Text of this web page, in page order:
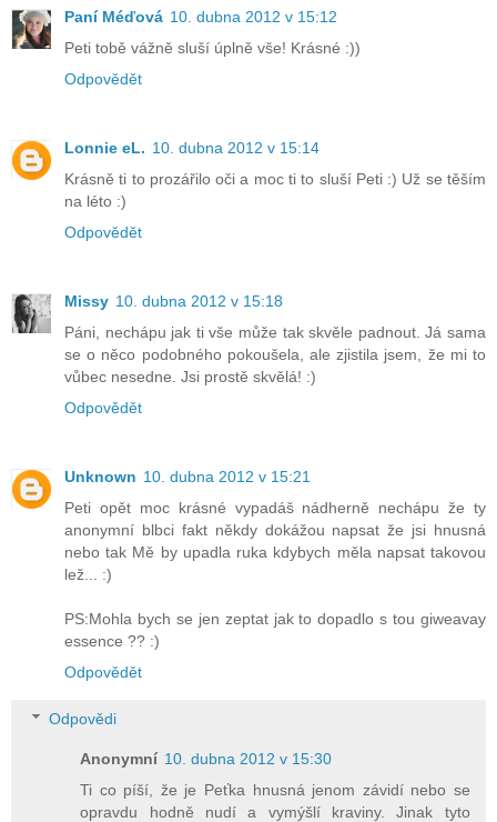
Paní Méďová 10. dubna 2012 v 15:12
Peti tobě vážně sluší úplně vše! Krásné :))
Odpovědět
Lonnie eL. 10. dubna 2012 v 15:14
Krásně ti to prozářilo oči a moc ti to sluší Peti :) Už se těším
na léto :)
Odpovědět
Missy 10. dubna 2012 v 15:18
Páni, nechápu jak ti vše může tak skvěle padnout. Já sama
se o něco podobného pokoušela, ale zjistila jsem, že mi to
vůbec nesedne. Jsi prostě skvělá! :)
Odpovědět
Unknown 10. dubna 2012 v 15:21
Peti opět moc krásné vypadáš nádherně nechápu že ty
anonymní blbci fakt někdy dokážou napsat že jsi hnusná
nebo tak Mě by upadla ruka kdybych měla napsat takovou
lež... :)
PS:Mohla bych se jen zeptat jak to dopadlo s tou giweavay
essence ?? :)
Odpovědět
Odpovědi
Anonymní 10. dubna 2012 v 15:30
Ti co píší, že je Peťka hnusná jenom závidí nebo se
opravdu hodně nudí a vymýšlí kraviny. Jinak tyto